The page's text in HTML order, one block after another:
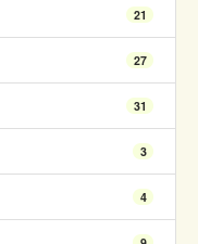
21
27
31
3
4